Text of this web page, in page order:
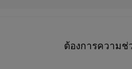
ต้องการความช่